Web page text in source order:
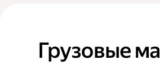
Грузовые